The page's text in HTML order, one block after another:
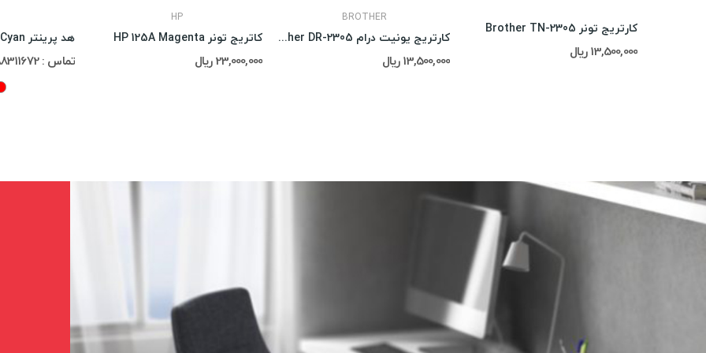
تماس : 02188311672-02188491013
HP
کاتریج تونر HP 125A Magenta
23,000,000 ریال
BROTHER
کارتریج یونیت درام Brother DR-2305
13,500,000 ریال
کارتریج تونر Brother TN-2305
13,500,000 ریال